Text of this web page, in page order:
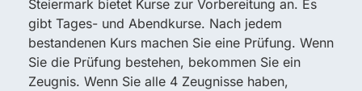
Steiermark bietet Kurse zur Vorbereitung an. Es
gibt Tages- und Abendkurse. Nach jedem
bestandenen Kurs machen Sie eine Prüfung. Wenn
Sie die Prüfung bestehen, bekommen Sie ein
Zeugnis. Wenn Sie alle 4 Zeugnisse haben,